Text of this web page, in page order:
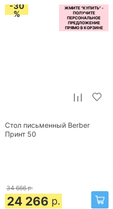
-30
%
Стол письменный Berber
Принт 50
34 666 р.
24 266 р.